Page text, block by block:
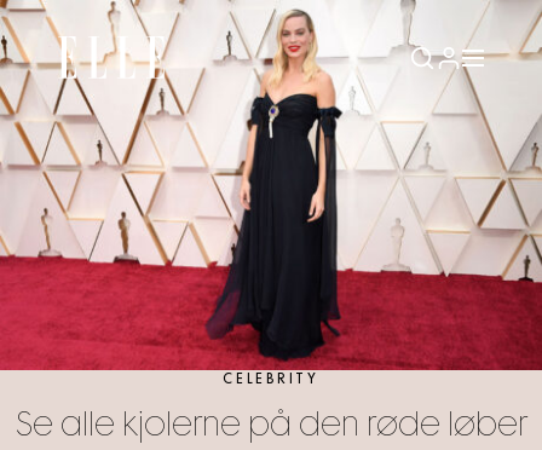
CELEBRITY
Se alle kjolerne på den røde løber